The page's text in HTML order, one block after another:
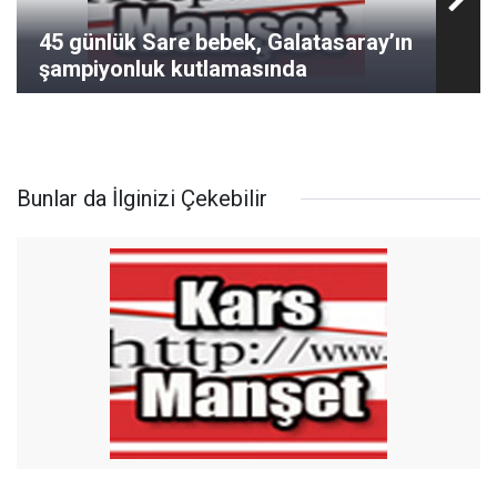
45 günlük Sare bebek, Galatasaray’ın
şampiyonluk kutlamasında
Bunlar da İlginizi Çekebilir